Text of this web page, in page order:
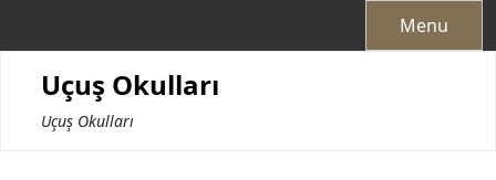
Menu
Uçuş Okulları
Uçuş Okulları